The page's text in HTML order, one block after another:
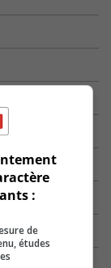
:
de
études